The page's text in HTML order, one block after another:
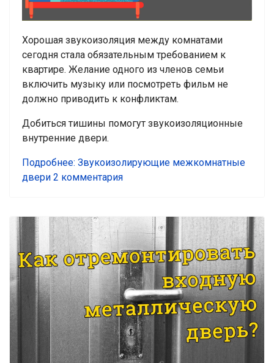
Хорошая звукоизоляция между комнатами
сегодня стала обязательным требованием к
квартире. Желание одного из членов семьи
включить музыку или посмотреть фильм не
должно приводить к конфликтам.
Добиться тишины помогут звукоизоляционные
внутренние двери.
Подробнее: Звукоизолирующие межкомнатные
двери 2 комментария